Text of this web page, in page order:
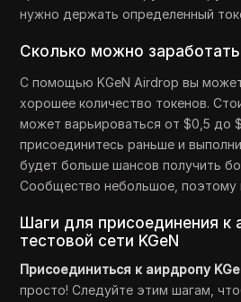
нужно держать определенный
Сколько можно
С помощью KGeN Airdrop вы
хорошее количество токенов.
может варьироваться от $0,5 до
присоединитесь раньше и
будет больше шансов получить
Сообщество небольшое,
Шаги для присоединения к
тестовой сети KGeN
Присоединиться к аирдропу
просто! Следуйте этим шагам,